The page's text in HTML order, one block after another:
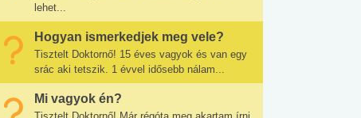
lehet...
Hogyan ismerkedjek meg vele?
Tisztelt Doktornő! 15 éves vagyok és van egy
srác aki tetszik. 1 évvel idősebb nálam...
Mi vagyok én?